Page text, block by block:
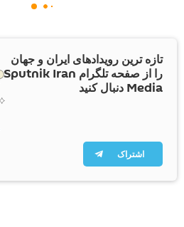
تازه ترین رویدادهای ایران و جهان
را از صفحه تلگرام Sputnik Iran
Media دنبال کنید
اشتراک